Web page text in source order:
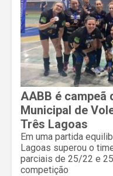
AABB é campeã
Municipal de
Três Lagoas
Em uma partida
Lagoas superou o
parciais de 25/22 e
competição